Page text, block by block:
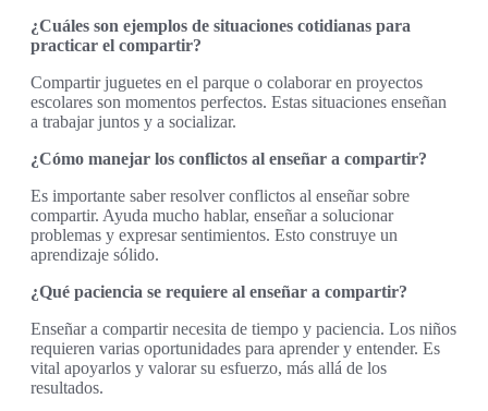
¿Cuáles son ejemplos de situaciones cotidianas para
practicar el compartir?
Compartir juguetes en el parque o colaborar en proyectos
escolares son momentos perfectos. Estas situaciones enseñan
a trabajar juntos y a socializar.
¿Cómo manejar los conflictos al enseñar a compartir?
Es importante saber resolver conflictos al enseñar sobre
compartir. Ayuda mucho hablar, enseñar a solucionar
problemas y expresar sentimientos. Esto construye un
aprendizaje sólido.
¿Qué paciencia se requiere al enseñar a compartir?
Enseñar a compartir necesita de tiempo y paciencia. Los niños
requieren varias oportunidades para aprender y entender. Es
vital apoyarlos y valorar su esfuerzo, más allá de los
resultados.